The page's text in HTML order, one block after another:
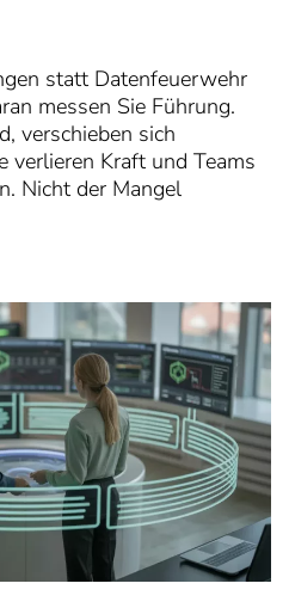
statt Datenfeuerwehr
messen Sie Führung.
verschieben sich
verlieren Kraft und Teams
Nicht der Mangel